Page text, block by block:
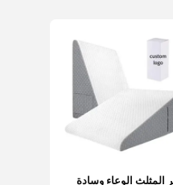
المثلث الوعاء وسادة